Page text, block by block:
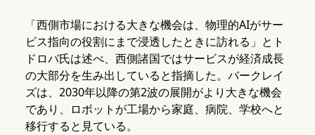
「西側市場における大きな機会は、物理的AIがサー
ビス指向の役割にまで浸透したときに訪れる」とト
ドロバ氏は述べ、西側諸国ではサービスが経済成長
の大部分を生み出していると指摘した。バークレイ
ズは、2030年以降の第2波の展開がより大きな機会
であり、ロボットが工場から家庭、病院、学校へと
移行すると見ている。